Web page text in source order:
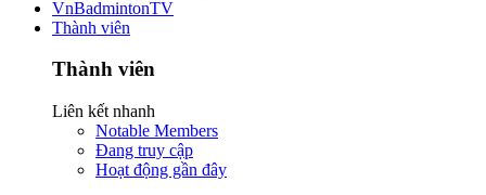
VnBadmintonTV
Thành viên
Thành viên
Liên kết nhanh
Notable Members
Đang truy cập
Hoạt động gần đây